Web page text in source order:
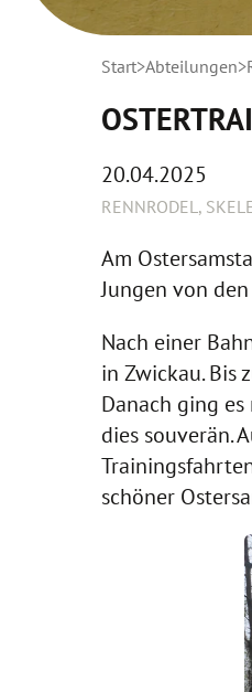
Start Abteilungen
20.04.2025
RENNRODEL,
Am
Jungen von
Nach einer
in Zwickau. Bis
Danach ging
dies souverän.
schöner